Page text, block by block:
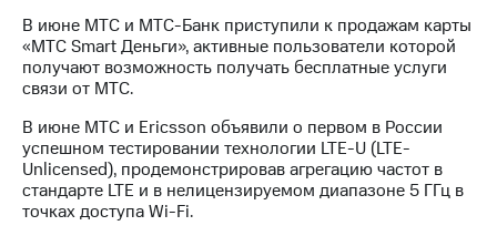
Рынок
акций
Описание
приобретения
Порядок
выкупа
акций
Дивиденды
В июне МТС и МТС-Банк приступили к продажам карты
«МТС Smart Деньги», активные пользователи которой
получают возможность получать бесплатные услуги
связи от МТС.
В июне МТС и Ericsson объявили о первом в России
успешном тестировании технологии LTE-U (LTE-
Unlicensed), продемонстрировав агрегацию частот в
стандарте LTE и в нелицензируемом диапазоне 5 ГГц в
точках доступа Wi-Fi.